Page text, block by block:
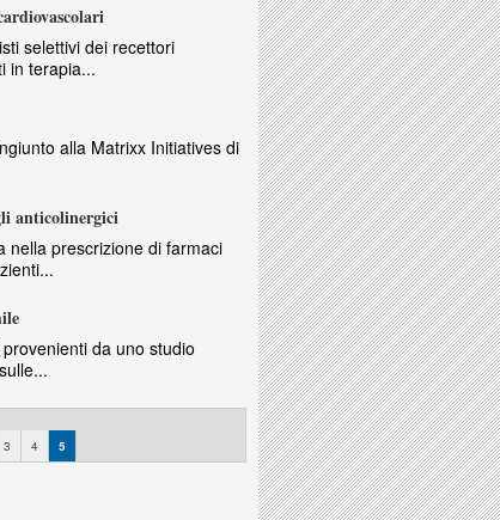
selettivi dei recettori
in terapia...
alla Matrixx Initiatives di
anticolinergici
nella prescrizione di farmaci
da uno studio
3 4 5